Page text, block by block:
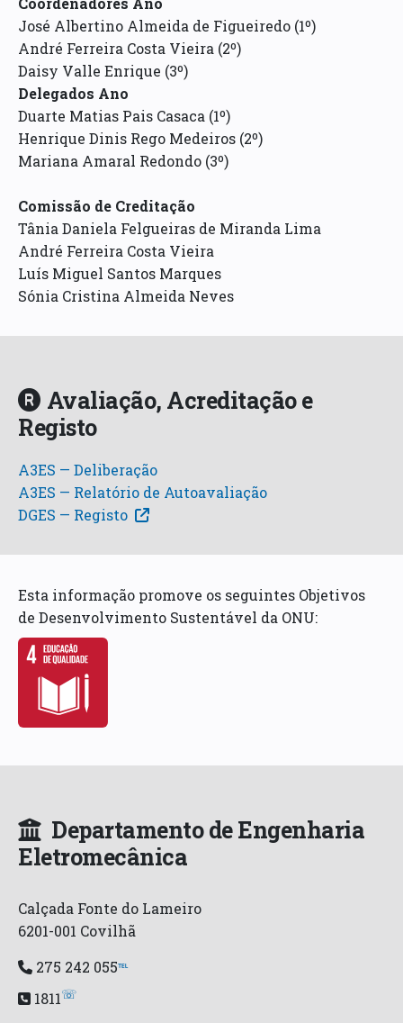
José Albertino Almeida de Figueiredo (1º)
André Ferreira Costa Vieira (2º)
Daisy Valle Enrique (3º)
Delegados Ano
Duarte Matias Pais Casaca (1º)
Henrique Dinis Rego Medeiros (2º)
Mariana Amaral Redondo (3º)
Comissão de Creditação
Tânia Daniela Felgueiras de Miranda Lima
André Ferreira Costa Vieira
Luís Miguel Santos Marques
Sónia Cristina Almeida Neves
Avaliação, Acreditação e
Registo
A3ES — Deliberação
A3ES — Relatório de Autoavaliação
DGES — Registo
Esta informação promove os seguintes Objetivos
de Desenvolvimento Sustentável da ONU:
Departamento de Engenharia
Eletromecânica
Calçada Fonte do Lameiro
6201-001 Covilhã
275 242 055℡
1811☏